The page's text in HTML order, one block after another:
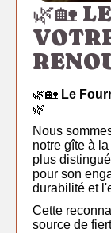
🌿🏡
🌿🏡 Le
🌿
Nous
notre gîte à la
plus
pour son
durabilité et
Cette
source de